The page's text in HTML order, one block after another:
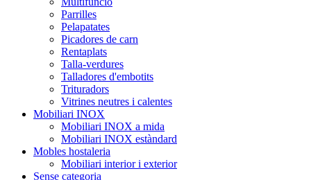
Parrilles
Pelapatates
Picadores de carn
Rentaplats
Talla-verdures
Talladores d'embotits
Trituradors
Vitrines neutres i calentes
Mobiliari INOX
Mobiliari INOX a mida
Mobiliari INOX estàndard
Mobles hostaleria
Mobiliari interior i exterior
Sense categoria